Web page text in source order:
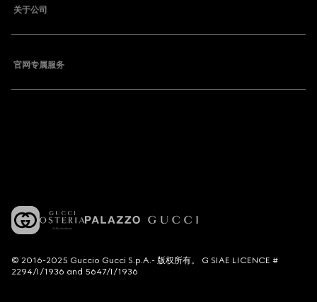
关于公司
官网专属服务
© 2016-2025 Guccio Gucci S.p.A.- 版权所有。 G SIAE LICENCE #
2294/I/1936 and 5647/I/1936